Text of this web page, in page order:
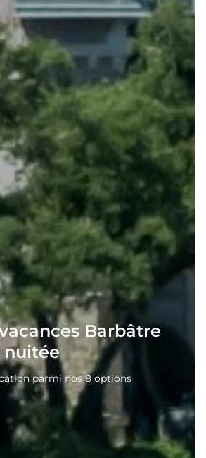
Barbâtre
nuitée
parmi nos 8 options